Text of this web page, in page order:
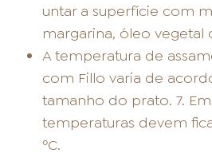
untar a superfície com
margarina, óleo vegetal
A temperatura de
com Fillo varia de
tamanho do prato. 7.
temperaturas devem
ºC.